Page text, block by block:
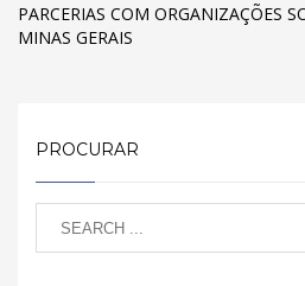
PARCERIAS COM ORGANIZAÇÕES
MINAS GERAIS
PROCURAR